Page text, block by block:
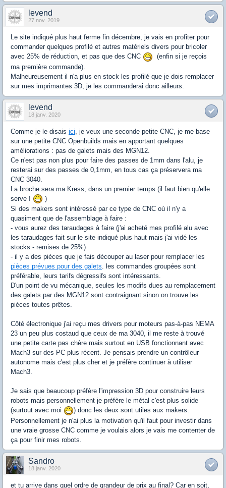
levend
27 nov. 2019
Le site indiqué plus haut ferme fin décembre, je vais en profiter pour
commander quelques profilé et autres matériels divers pour bricoler
avec 25% de réduction, et pas que des CNC
(enfin si je reçois
ma première commande).
Malheureusement il n'a plus en stock les profilé que je dois remplacer
sur mes imprimantes 3D, je les commanderai donc ailleurs.
levend
18 janv. 2020
Comme je le disais ici , je veux une seconde petite CNC, je me base
sur une petite CNC Openbuilds mais en apportant quelques
améliorations : pas de galets mais des MGN12.
Ce n'est pas non plus pour faire des passes de 1mm dans l'alu, je
resterai sur des passes de 0,1mm, en tous cas ça préservera ma
CNC 3040.
La broche sera ma Kress, dans un premier temps (il faut bien qu'elle
serve !
)
Si des makers sont intéressé par ce type de CNC où il n'y a
quasiment que de l'assemblage à faire :
- vous aurez des taraudages à faire (j'ai acheté mes profilé alu avec
les taraudages fait sur le site indiqué plus haut mais j'ai vidé les
stocks - remises de 25%)
- il y a des pièces que je fais découper au laser pour remplacer les
pièces prévues pour des galets. les commandes groupées sont
préférable, leurs tarifs dégressifs sont intéressants.
D'un point de vu mécanique, seules les modifs dues au remplacement
des galets par des MGN12 sont contraignant sinon on trouve les
pièces toutes prêtes.
Côté électronique j'ai reçu mes drivers pour moteurs pas-à-pas NEMA
23 un peu plus costaud que ceux de ma 3040, il me reste à trouvé
une petite carte pas chère mais surtout en USB fonctionnant avec
Mach3 sur des PC plus récent. Je pensais prendre un contrôleur
autonome mais c'est plus cher et je préfère continuer à utiliser
Mach3.
Je sais que beaucoup préfère l'impression 3D pour construire leurs
robots mais personnellement je préfère le métal c'est plus solide
(surtout avec moi
) donc les deux sont utiles aux makers.
Personnellement je n'ai plus la motivation qu'il faut pour investir dans
une vraie grosse CNC comme je voulais alors je vais me contenter de
ça pour finir mes robots.
Sandro
18 janv. 2020
et tu arrive dans quel ordre de grandeur de prix au final? Car en soit,